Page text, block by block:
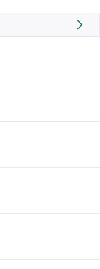
A tot G
in liter per cyclus (in Eco